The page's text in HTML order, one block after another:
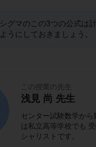
シグマのこの3つの公式は
ようにしておきましょう。
この授業の先生
浅見 尚 先生
センター試験数学か
は私立高等学校でも
シャリストです。